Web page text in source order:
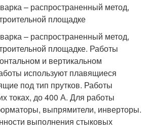
– распространенный метод,
площадке
– распространенный метод,
площадке. Работы
и вертикальном
используют плавящиеся
под тип прутков. Работы
токах, до 400 А. Для работы
выпрямители, инверторы.
выполнения стыковых